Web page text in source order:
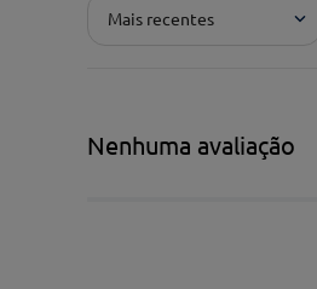
Pontuação*
Mais recentes
Nenhuma avaliação